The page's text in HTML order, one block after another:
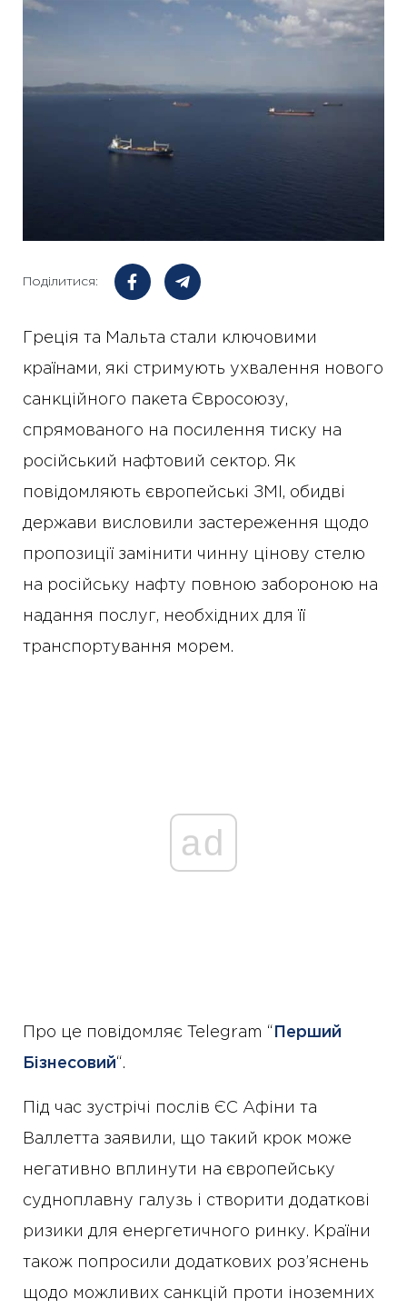
Поділитися:
Греція та Мальта стали ключовими
країнами, які стримують ухвалення нового
санкційного пакета Євросоюзу,
спрямованого на посилення тиску на
російський нафтовий сектор. Як
повідомляють європейські ЗМІ, обидві
держави висловили застереження щодо
пропозиції замінити чинну цінову стелю
на російську нафту повною забороною на
надання послуг, необхідних для її
транспортування морем.
ad
Про це повідомляє Telegram “ Перший
Бізнесовий“.
Під час зустрічі послів ЄС Афіни та
Валлетта заявили, що такий крок може
негативно вплинути на європейську
судноплавну галузь і створити додаткові
ризики для енергетичного ринку. Країни
також попросили додаткових роз’яснень
щодо можливих санкцій проти іноземних